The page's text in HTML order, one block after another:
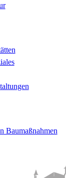
Baumaßnahmen